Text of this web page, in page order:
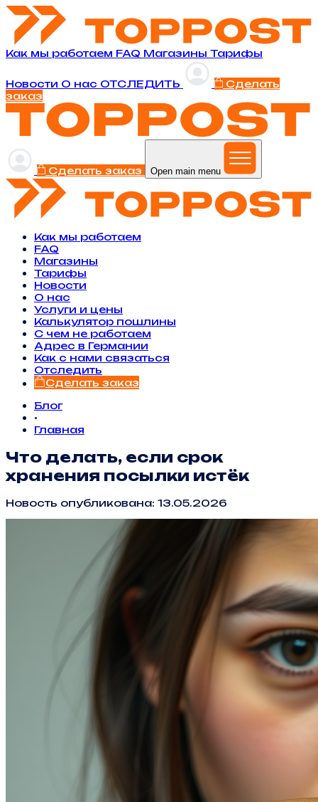
Как мы работаем FAQ Магазины Тарифы
Новости O нас ОТСЛЕДИТЬ
Сделать
заказ
Сделать заказ Open main menu
Как мы работаем
FAQ
Магазины
Тарифы
Новости
O нас
Услуги и цены
Калькулятор пошлины
С чем не работаем
Адрес в Германии
Как с нами связаться
Отследить
Сделать заказ
Блог
•
Главная
Что делать, если срок
хранения посылки истёк
Новость опубликована: 13.05.2026